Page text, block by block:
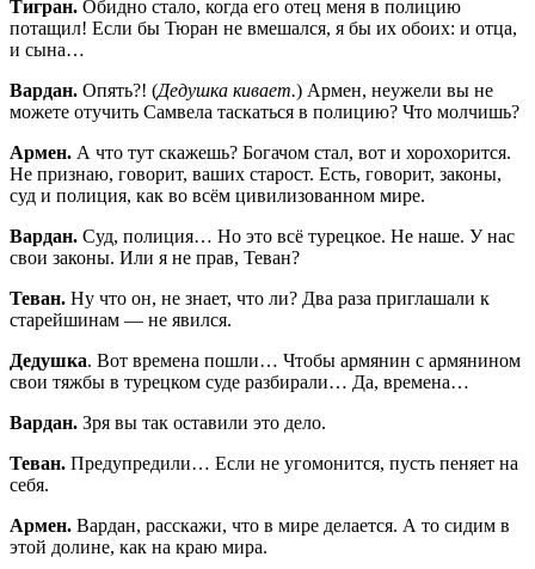
Тигран. Обидно стало, когда его отец меня в полицию
потащил! Если бы Тюран не вмешался, я бы их обоих: и отца,
и сына…
Вардан. Опять?! (Дедушка кивает.) Армен, неужели вы не
можете отучить Самвела таскаться в полицию? Что молчишь?
Армен. А что тут скажешь? Богачом стал, вот и хорохорится.
Не признаю, говорит, ваших старост. Есть, говорит, законы,
суд и полиция, как во всём цивилизованном мире.
Вардан. Суд, полиция… Но это всё турецкое. Не наше. У нас
свои законы. Или я не прав, Теван?
Теван. Ну что он, не знает, что ли? Два раза приглашали к
старейшинам — не явился.
Дедушка. Вот времена пошли… Чтобы армянин с армянином
свои тяжбы в турецком суде разбирали… Да, времена…
Вардан. Зря вы так оставили это дело.
Теван. Предупредили… Если не угомонится, пусть пеняет на
себя.
Армен. Вардан, расскажи, что в мире делается. А то сидим в
этой долине, как на краю мира.